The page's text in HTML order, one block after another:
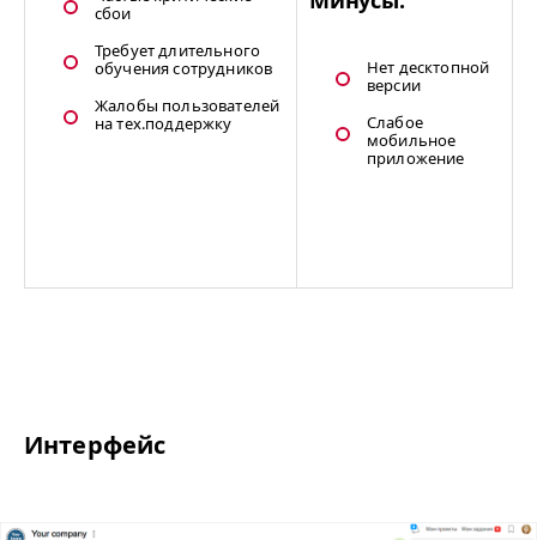
сбои
Требует длительного
обучения сотрудников
Жалобы пользователей
на тех.поддержку
Нет десктопной
версии
Слабое
мобильное
приложение
Интерфейс